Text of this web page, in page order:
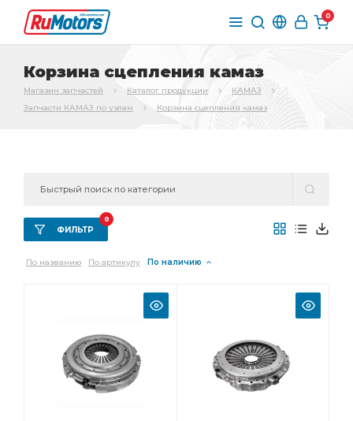
0
Корзина сцепления камаз
Магазин запчастей Каталог продукции
КАМАЗ
Запчасти КАМАЗ по узлам
Корзина сцепления камаз
ФИЛЬТР
0
По названию По артикулу По наличию